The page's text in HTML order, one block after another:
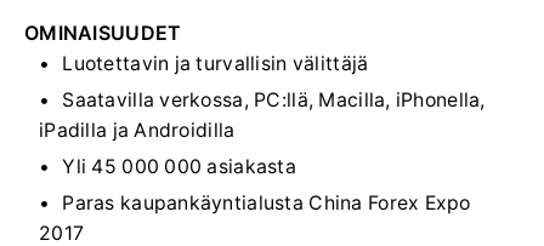
OMINAISUUDET
Luotettavin ja turvallisin välittäjä
Saatavilla verkossa, PC:llä, Macilla, iPhonella,
iPadilla ja Androidilla
Yli 45 000 000 asiakasta
Paras kaupankäyntialusta China Forex Expo
2017